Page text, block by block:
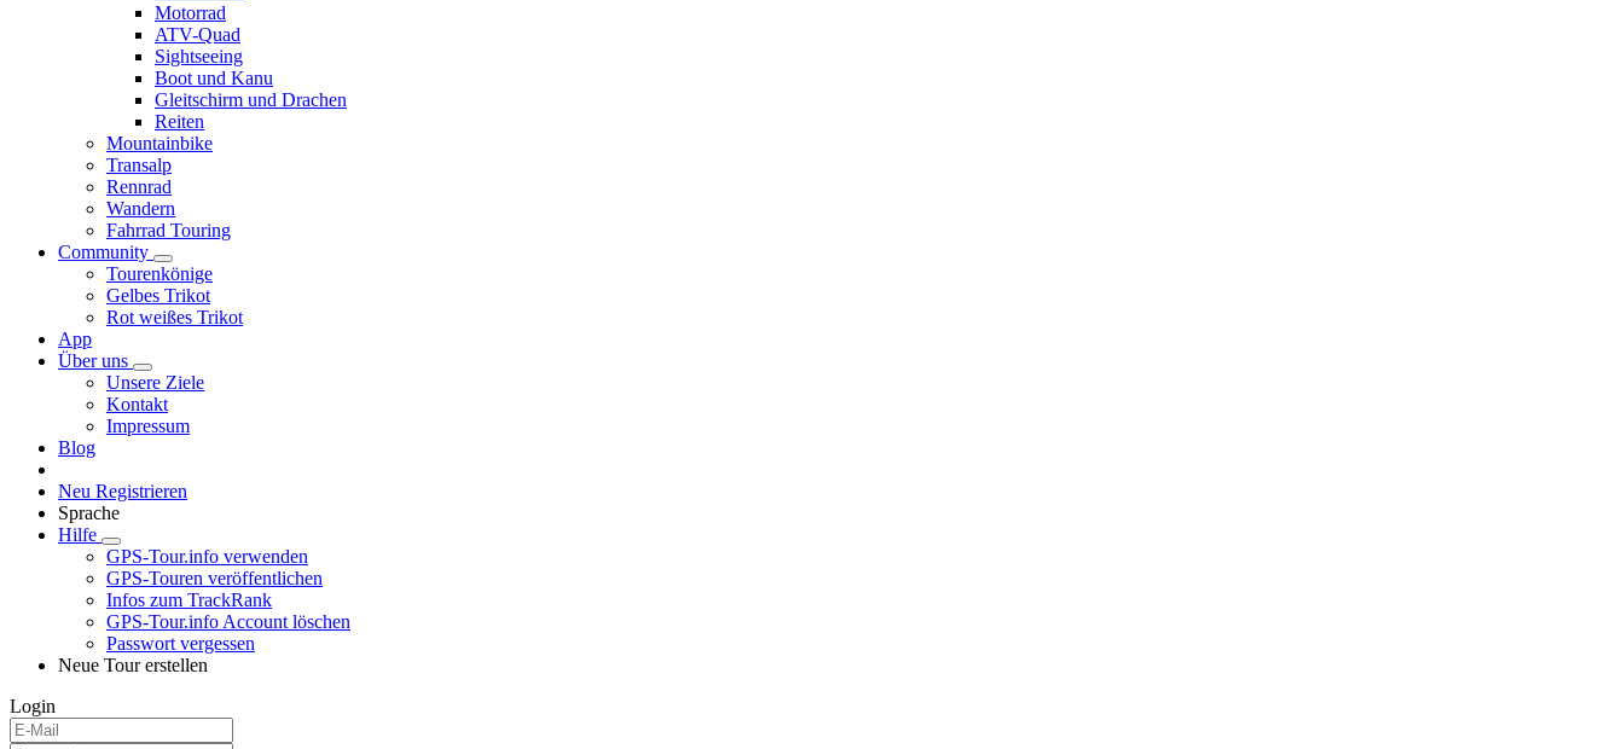
Motorrad
ATV-Quad
Sightseeing
Boot und Kanu
Gleitschirm und Drachen
Reiten
Mountainbike
Transalp
Rennrad
Wandern
Fahrrad Touring
Community
Tourenkönige
Gelbes Trikot
Rot weißes Trikot
App
Über uns
Unsere Ziele
Kontakt
Impressum
Blog
Neu Registrieren
Sprache
Hilfe
GPS-Tour.info verwenden
GPS-Touren veröffentlichen
Infos zum TrackRank
GPS-Tour.info Account löschen
Passwort vergessen
Neue Tour erstellen
Login